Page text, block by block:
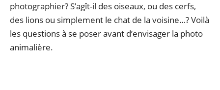
photographier? S’agît-il des oiseaux, ou des cerfs,
des lions ou simplement le chat de la voisine…? Voilà
les questions à se poser avant d’envisager la photo
animalière.